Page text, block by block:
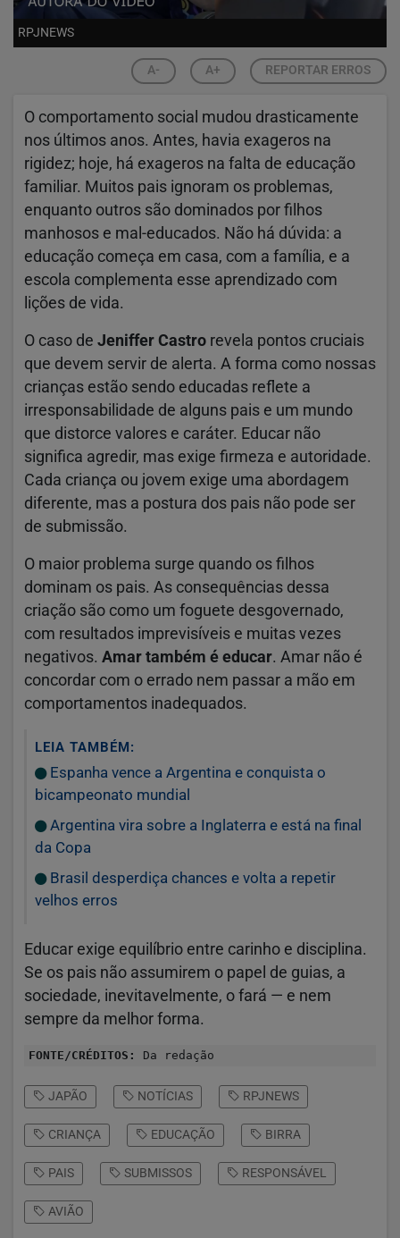
RPJNEWS
A- A+ REPORTAR ERROS
O comportamento social mudou drasticamente
nos últimos anos. Antes, havia exageros na
rigidez; hoje, há exageros na falta de educação
familiar. Muitos pais ignoram os problemas,
enquanto outros são dominados por filhos
manhosos e mal-educados. Não há dúvida: a
educação começa em casa, com a família, e a
escola complementa esse aprendizado com
lições de vida.
O caso de Jeniffer Castro revela pontos cruciais
que devem servir de alerta. A forma como nossas
crianças estão sendo educadas reflete a
irresponsabilidade de alguns pais e um mundo
que distorce valores e caráter. Educar não
significa agredir, mas exige firmeza e autoridade.
Cada criança ou jovem exige uma abordagem
diferente, mas a postura dos pais não pode ser
de submissão.
O maior problema surge quando os filhos
dominam os pais. As consequências dessa
criação são como um foguete desgovernado,
com resultados imprevisíveis e muitas vezes
negativos. Amar também é educar. Amar não é
concordar com o errado nem passar a mão em
comportamentos inadequados.
LEIA TAMBÉM:
Espanha vence a Argentina e conquista o
bicampeonato mundial
Argentina vira sobre a Inglaterra e está na final
da Copa
Brasil desperdiça chances e volta a repetir
velhos erros
Educar exige equilíbrio entre carinho e disciplina.
Se os pais não assumirem o papel de guias, a
sociedade, inevitavelmente, o fará — e nem
sempre da melhor forma.
FONTE/CRÉDITOS: Da redação
JAPÃO NOTÍCIAS RPJNEWS
CRIANÇA EDUCAÇÃO BIRRA
PAIS SUBMISSOS RESPONSÁVEL
AVIÃO